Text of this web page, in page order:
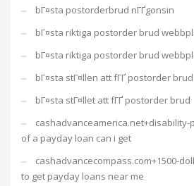
bГ¤sta postorderbrud nГҐgonsin
bГ¤sta riktiga postorder brud
bГ¤sta riktiga postorder brud
bГ¤sta stГ¤llen att fГҐ postorder brud
bГ¤sta stГ¤llet att fГҐ postorder brud
of a payday loan can i get
cashadvancecompass.com+1500-
to get payday loans near me